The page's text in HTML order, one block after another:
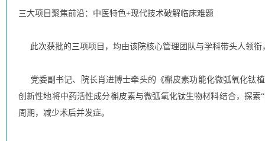
三大项目聚焦前沿：中医特色+现代技术破解临床难题
此次获批的三项项目，均由该院核心管理团队与学科带头人领衔
党委副书记、院长肖进博士牵头的《槲皮素功能化微弧氧化钛
创新性地将中药活性成分槲皮素与微弧氧化钛生物材料结合，探
周期，减少术后并发症。